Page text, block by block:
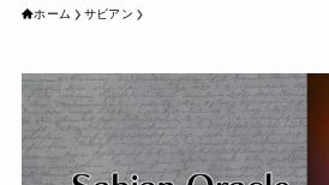
ホーム サビアン